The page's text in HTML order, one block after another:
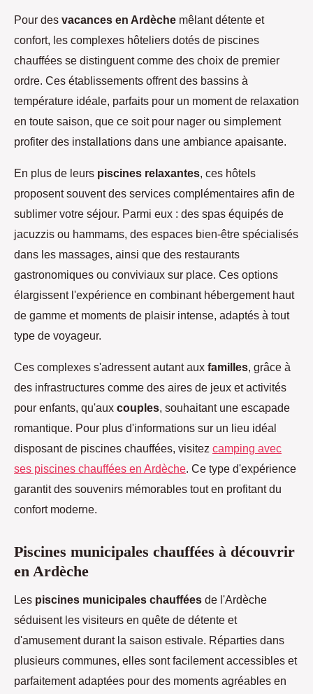
Pour des vacances en Ardèche mêlant détente et
confort, les complexes hôteliers dotés de piscines
chauffées se distinguent comme des choix de premier
ordre. Ces établissements offrent des bassins à
température idéale, parfaits pour un moment de relaxation
en toute saison, que ce soit pour nager ou simplement
profiter des installations dans une ambiance apaisante.
En plus de leurs piscines relaxantes , ces hôtels
proposent souvent des services complémentaires afin de
sublimer votre séjour. Parmi eux : des spas équipés de
jacuzzis ou hammams, des espaces bien-être spécialisés
dans les massages, ainsi que des restaurants
gastronomiques ou conviviaux sur place. Ces options
élargissent l'expérience en combinant hébergement haut
de gamme et moments de plaisir intense, adaptés à tout
type de voyageur.
Ces complexes s'adressent autant aux familles , grâce à
des infrastructures comme des aires de jeux et activités
pour enfants, qu'aux couples , souhaitant une escapade
romantique. Pour plus d'informations sur un lieu idéal
disposant de piscines chauffées, visitez camping avec
ses piscines chauffées en Ardèche . Ce type d'expérience
garantit des souvenirs mémorables tout en profitant du
confort moderne.
Piscines municipales chauffées à découvrir
en Ardèche
Les piscines municipales chauffées de l'Ardèche
séduisent les visiteurs en quête de détente et
d'amusement durant la saison estivale. Réparties dans
plusieurs communes, elles sont facilement accessibles et
parfaitement adaptées pour des moments agréables en